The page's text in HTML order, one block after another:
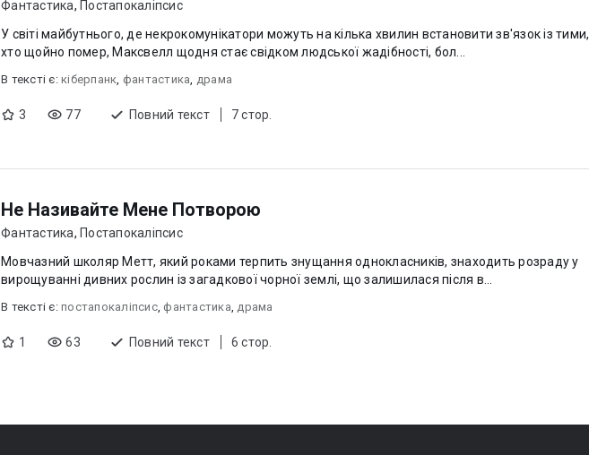
Фантастика, Постапокаліпсис
У світі майбутнього, де некрокомунікатори можуть на кілька хвилин встановити зв'язок із тими,
хто щойно помер, Максвелл щодня стає свідком людської жадібності, бол...
В текcті є: кіберпанк, фантастика, драма
3 77 Повний текст 7 стор.
Не Називайте Мене Потворою
Фантастика, Постапокаліпсис
Мовчазний школяр Метт, який роками терпить знущання однокласників, знаходить розраду у
вирощуванні дивних рослин із загадкової чорної землі, що залишилася після в...
В текcті є: постапокаліпсис, фантастика,драма
1 63 Повний текст 6 стор.